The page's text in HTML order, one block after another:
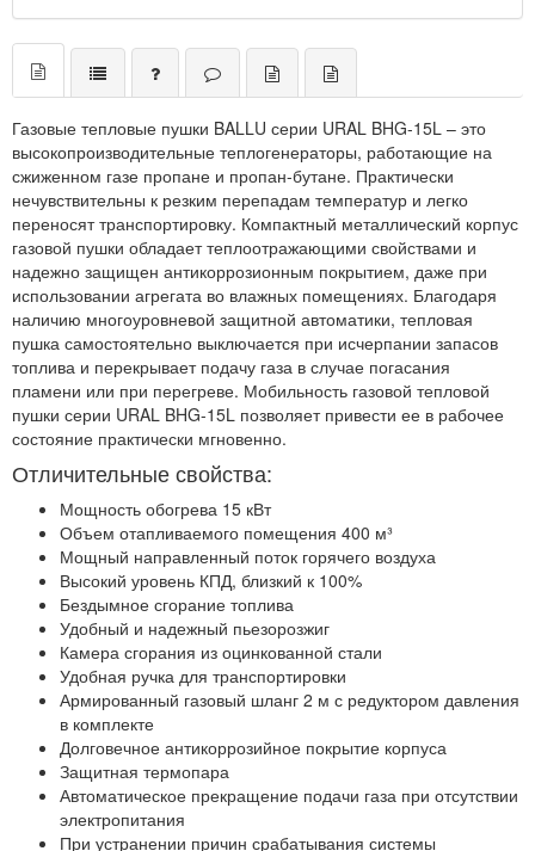
Газовые тепловые пушки BALLU серии URAL BHG-15L – это
высокопроизводительные теплогенераторы, работающие на
сжиженном газе пропане и пропан-бутане. Практически
нечувствительны к резким перепадам температур и легко
переносят транспортировку. Компактный металлический корпус
газовой пушки обладает теплоотражающими свойствами и
надежно защищен антикоррозионным покрытием, даже при
использовании агрегата во влажных помещениях. Благодаря
наличию многоуровневой защитной автоматики, тепловая
пушка самостоятельно выключается при исчерпании запасов
топлива и перекрывает подачу газа в случае погасания
пламени или при перегреве. Мобильность газовой тепловой
пушки серии URAL BHG-15L позволяет привести ее в рабочее
состояние практически мгновенно.
Отличительные свойства:
Мощность обогрева 15 кВт
Объем отапливаемого помещения 400 м³
Мощный направленный поток горячего воздуха
Высокий уровень КПД, близкий к 100%
Бездымное сгорание топлива
Удобный и надежный пьезорозжиг
Камера сгорания из оцинкованной стали
Удобная ручка для транспортировки
Армированный газовый шланг 2 м с редуктором давления
в комплекте
Долговечное антикоррозийное покрытие корпуса
Защитная термопара
Автоматическое прекращение подачи газа при отсутствии
электропитания
При устранении причин срабатывания системы